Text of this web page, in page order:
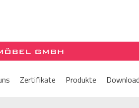
Zertifikate Produkte